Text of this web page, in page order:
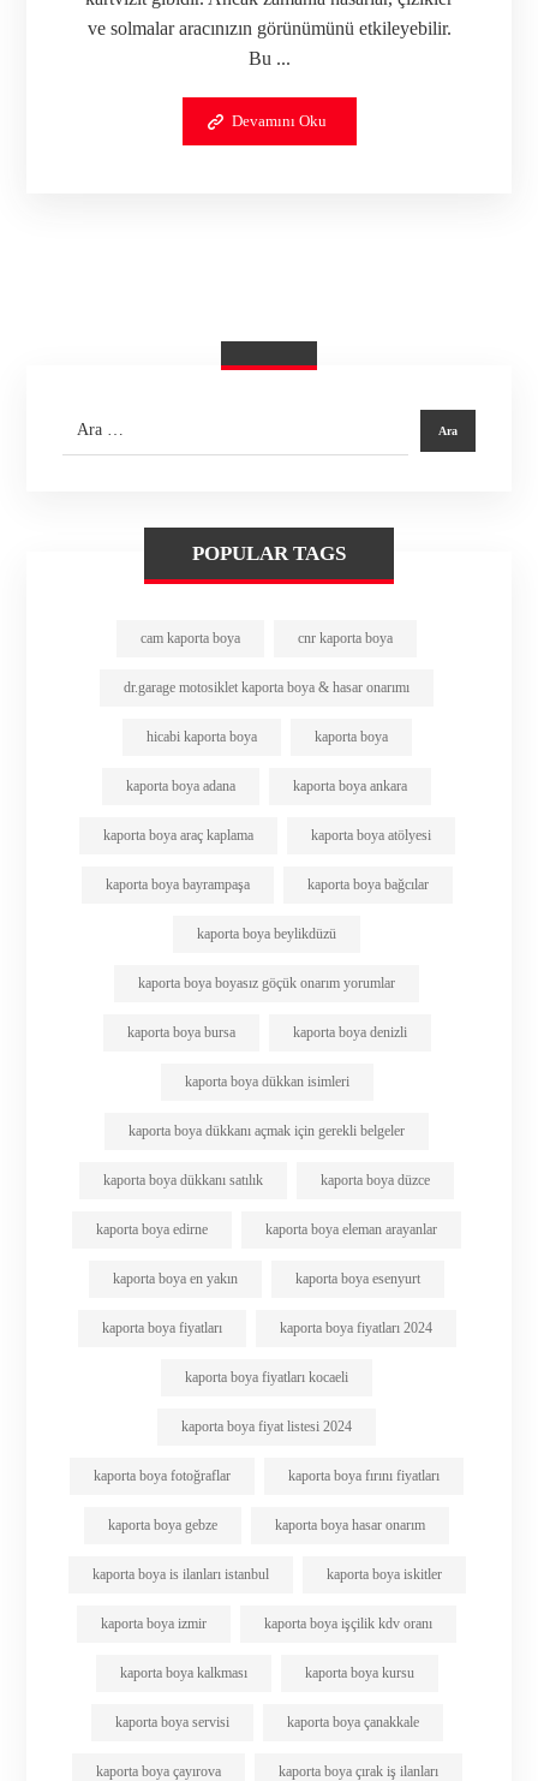
ve solmalar aracınızın görünümünü etkileyebilir.
Bu ...
Devamını Oku
POPULAR TAGS
cam kaporta boya cnr kaporta boya
dr.garage motosiklet kaporta boya & hasar onarımı
hicabi kaporta boya kaporta boya
kaporta boya adana kaporta boya ankara
kaporta boya araç kaplama kaporta boya atölyesi
kaporta boya bayrampaşa kaporta boya bağcılar
kaporta boya beylikdüzü
kaporta boya boyasız göçük onarım yorumlar
kaporta boya bursa kaporta boya denizli
kaporta boya dükkan isimleri
kaporta boya dükkanı açmak için gerekli belgeler
kaporta boya dükkanı satılık kaporta boya düzce
kaporta boya edirne kaporta boya eleman arayanlar
kaporta boya en yakın kaporta boya esenyurt
kaporta boya fiyatları kaporta boya fiyatları 2024
kaporta boya fiyatları kocaeli
kaporta boya fiyat listesi 2024
kaporta boya fotoğraflar kaporta boya fırını fiyatları
kaporta boya gebze kaporta boya hasar onarım
kaporta boya is ilanları istanbul kaporta boya iskitler
kaporta boya izmir kaporta boya işçilik kdv oranı
kaporta boya kalkması kaporta boya kursu
kaporta boya servisi kaporta boya çanakkale
kaporta boya çayırova kaporta boya çırak iş ilanları